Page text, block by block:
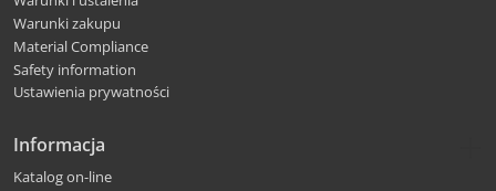
Warunki zakupu
Material Compliance
Safety information
Ustawienia prywatności
Informacja
Katalog on-line